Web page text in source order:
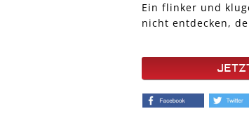
Ein flinker und
nicht entdecken,